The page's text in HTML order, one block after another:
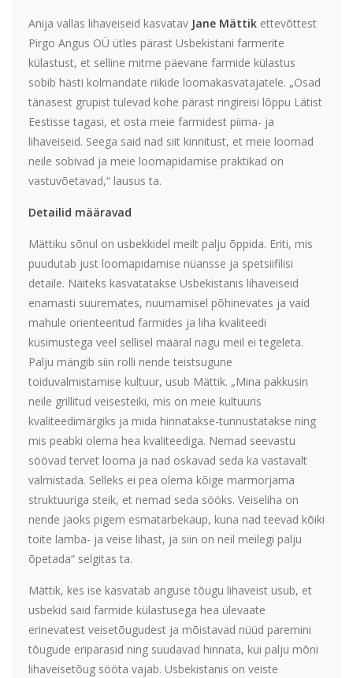
Anija vallas lihaveiseid kasvatav Jane Mättik ettevõttest
Pirgo Angus OÜ ütles pärast Usbekistani farmerite
külastust, et selline mitme päevane farmide külastus
sobib hästi kolmandate riikide loomakasvatajatele. „Osad
tänasest grupist tulevad kohe pärast ringireisi lõppu Lätist
Eestisse tagasi, et osta meie farmidest piima- ja
lihaveiseid. Seega said nad siit kinnitust, et meie loomad
neile sobivad ja meie loomapidamise praktikad on
vastuvõetavad,“ lausus ta.
Detailid määravad
Mättiku sõnul on usbekkidel meilt palju õppida. Eriti, mis
puudutab just loomapidamise nüansse ja spetsiifilisi
detaile. Näiteks kasvatatakse Usbekistanis lihaveiseid
enamasti suuremates, nuumamisel põhinevates ja vaid
mahule orienteeritud farmides ja liha kvaliteedi
küsimustega veel sellisel määral nagu meil ei tegeleta.
Palju mängib siin rolli nende teistsugune
toiduvalmistamise kultuur, usub Mättik. „Mina pakkusin
neile grillitud veisesteiki, mis on meie kultuuris
kvaliteedimärgiks ja mida hinnatakse-tunnustatakse ning
mis peabki olema hea kvaliteediga. Nemad seevastu
söövad tervet looma ja nad oskavad seda ka vastavalt
valmistada. Selleks ei pea olema kõige marmorjama
struktuuriga steik, et nemad seda sööks. Veiseliha on
nende jaoks pigem esmatarbekaup, kuna nad teevad kõiki
toite lamba- ja veise lihast, ja siin on neil meilegi palju
õpetada“ selgitas ta.
Mättik, kes ise kasvatab anguse tõugu lihaveist usub, et
usbekid said farmide külastusega hea ülevaate
erinevatest veisetõugudest ja mõistavad nüüd paremini
tõugude eripärasid ning suudavad hinnata, kui palju mõni
lihaveisetõug sööta vajab. Usbekistanis on veiste